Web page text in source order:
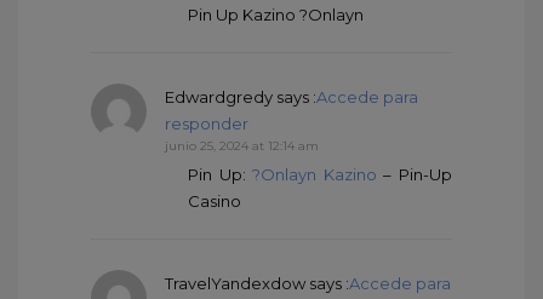
Pin Up Kazino ?Onlayn
Edwardgredy says :Accede para
responder
junio 25, 2024 at 12:14 am
Pin Up:?Onlayn Kazino – Pin-Up
Casino
TravelYandexdow says :Accede para